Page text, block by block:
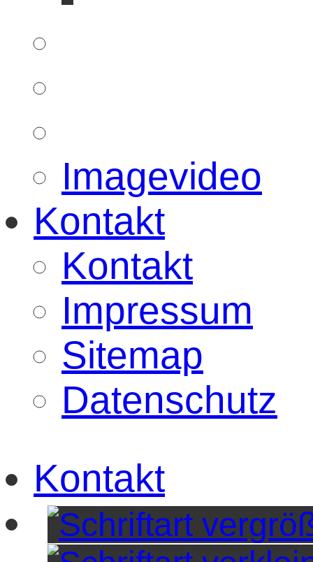
Imagevideo
Kontakt
Kontakt
Impressum
Sitemap
Datenschutz
Kontakt